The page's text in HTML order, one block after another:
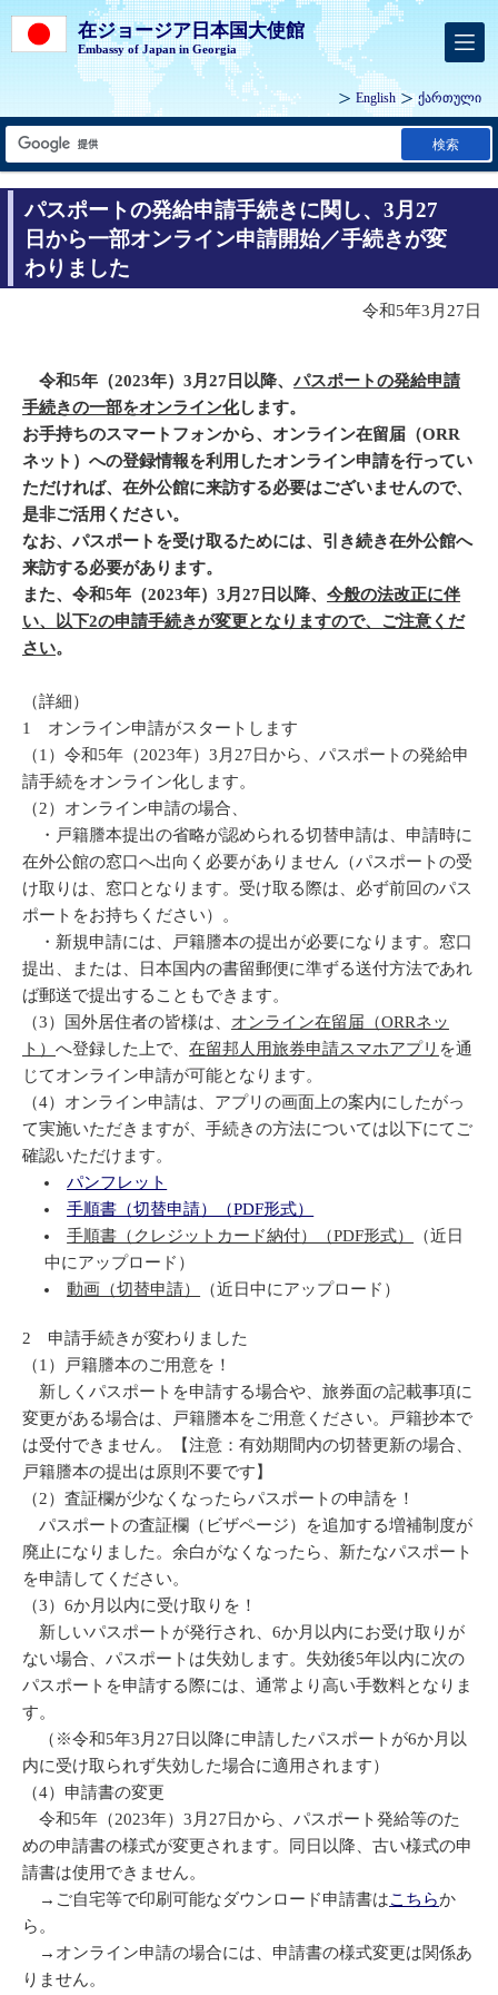
在ジョージア日本国大使館
Embassy of Japan in Georgia
English ქართული
検索
パスポートの発給申請手続きに関し、3月27
日から一部オンライン申請開始／手続きが変
わりました
令和5年3月27日
令和5年（2023年）3月27日以降、 パスポートの発給申請
手続きの一部をオンライン化します。
お手持ちのスマートフォンから、オンライン在留届（ORR
ネット）への登録情報を利用したオンライン申請を行ってい
ただければ、在外公館に来訪する必要はございませんので、
是非ご活用ください。
なお、パスポートを受け取るためには、引き続き在外公館へ
来訪する必要があります。
また、令和5年（2023年）3月27日以降、 今般の法改正に伴
い、以下2の申請手続きが変更となりますので、ご注意くだ
さい。
（詳細）
1 オンライン申請がスタートします
（1）令和5年（2023年）3月27日から、パスポートの発給申
請手続をオンライン化します。
（2）オンライン申請の場合、
・戸籍謄本提出の省略が認められる切替申請は、申請時に
在外公館の窓口へ出向く必要がありません（パスポートの受
け取りは、窓口となります。受け取る際は、必ず前回のパス
ポートをお持ちください）。
・新規申請には、戸籍謄本の提出が必要になります。窓口
提出、または、日本国内の書留郵便に準ずる送付方法であれ
ば郵送で提出することもできます。
（3）国外居住者の皆様は、 オンライン在留届（ORRネッ
ト） へ登録した上で、 在留邦人用旅券申請スマホアプリ を通
じてオンライン申請が可能となります。
（4）オンライン申請は、アプリの画面上の案内にしたがっ
て実施いただきますが、手続きの方法については以下にてご
確認いただけます。
パンフレット
手順書（切替申請）（PDF形式）
手順書（クレジットカード納付）（PDF形式）
（近日
中にアップロード）
動画（切替申請）
（近日中にアップロード）
2 申請手続きが変わりました
（1）戸籍謄本のご用意を！
新しくパスポートを申請する場合や、旅券面の記載事項に
変更がある場合は、戸籍謄本をご用意ください。戸籍抄本で
は受付できません。【注意：有効期間内の切替更新の場合、
戸籍謄本の提出は原則不要です】
（2）査証欄が少なくなったらパスポートの申請を！
パスポートの査証欄（ビザページ）を追加する増補制度が
廃止になりました。余白がなくなったら、新たなパスポート
を申請してください。
（3）6か月以内に受け取りを！
新しいパスポートが発行され、6か月以内にお受け取りが
ない場合、パスポートは失効します。失効後5年以内に次の
パスポートを申請する際には、通常より高い手数料となりま
す。
（※令和5年3月27日以降に申請したパスポートが6か月以
内に受け取られず失効した場合に適用されます）
（4）申請書の変更
令和5年（2023年）3月27日から、パスポート発給等のた
めの申請書の様式が変更されます。同日以降、古い様式の申
請書は使用できません。
→ご自宅等で印刷可能なダウンロード申請書はこちらか
ら。
→オンライン申請の場合には、申請書の様式変更は関係あ
りません。